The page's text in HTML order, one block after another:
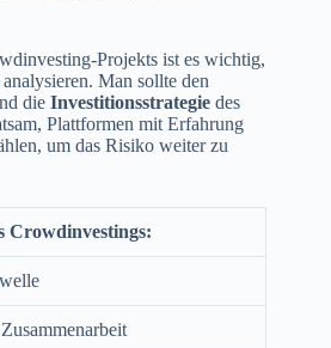
Projekts ist es wichtig,
Man sollte den
die Investitionsstrategie des
Plattformen mit Erfahrung
um das Risiko weiter zu
Crowdinvestings: